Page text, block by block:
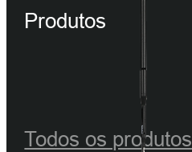
Produtos
Todos os produtos